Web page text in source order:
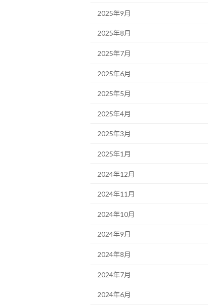
2025年9月
2025年8月
2025年7月
2025年6月
2025年5月
2025年4月
2025年3月
2025年1月
2024年12月
2024年11月
2024年10月
2024年9月
2024年8月
2024年7月
2024年6月